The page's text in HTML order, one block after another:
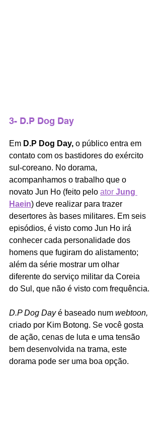
3- D.P Dog Day
Em D.P Dog Day, o público entra em
contato com os bastidores do exército
sul-coreano. No dorama,
acompanhamos o trabalho que o
novato Jun Ho (feito pelo ator Jung
Haein) deve realizar para trazer
desertores às bases militares. Em seis
episódios, é visto como Jun Ho irá
conhecer cada personalidade dos
homens que fugiram do alistamento;
além da série mostrar um olhar
diferente do serviço militar da Coreia
do Sul, que não é visto com frequência.
D.P Dog Day é baseado num webtoon,
criado por Kim Botong. Se você gosta
de ação, cenas de luta e uma tensão
bem desenvolvida na trama, este
dorama pode ser uma boa opção.